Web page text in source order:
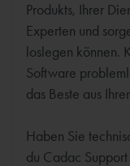
Produkts, Ihrer
Experten und
loslegen können.
Software
das Beste aus
Haben Sie
du Cadac